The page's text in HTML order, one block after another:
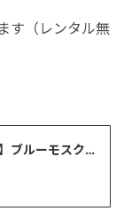
す（レンタル無
【クアラルンプール発】ブルーモスク 入場可能時間のご案内